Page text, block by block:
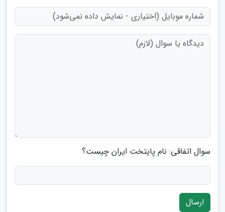
سوال اتفاقی: نام پایتخت ایران چیست؟
ارسال